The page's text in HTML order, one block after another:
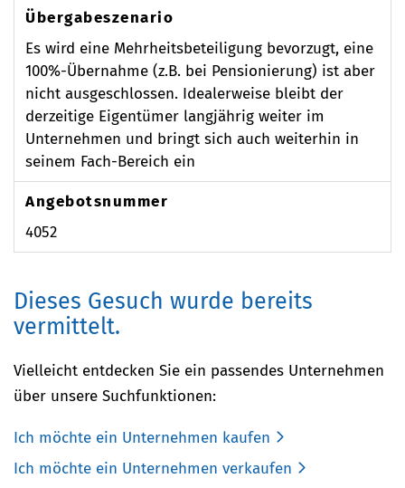
Übergabeszenario
Es wird eine Mehrheitsbeteiligung bevorzugt, eine
100%-Übernahme (z.B. bei Pensionierung) ist aber
nicht ausgeschlossen. Idealerweise bleibt der
derzeitige Eigentümer langjährig weiter im
Unternehmen und bringt sich auch weiterhin in
seinem Fach-Bereich ein
Angebotsnummer
4052
Dieses Gesuch wurde bereits
vermittelt.
Vielleicht entdecken Sie ein passendes Unternehmen
über unsere Suchfunktionen:
Ich möchte ein Unternehmen kaufen
Ich möchte ein Unternehmen verkaufen